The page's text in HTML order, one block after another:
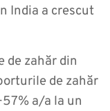
India a crescut
de zahăr din
de zahăr
a/a la un